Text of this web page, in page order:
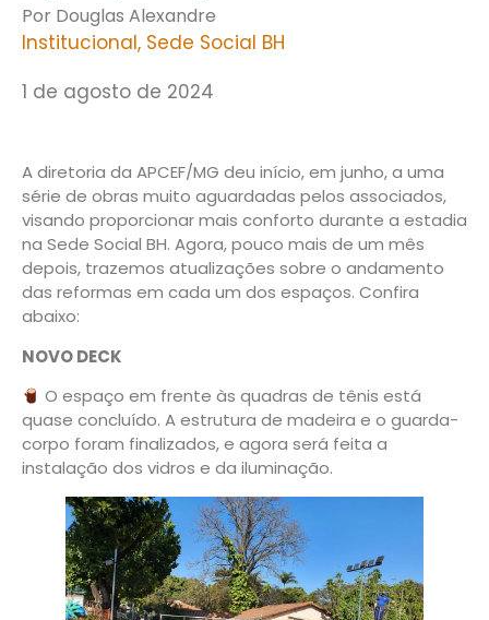
Por Douglas Alexandre
Institucional, Sede Social BH
1 de agosto de 2024
A diretoria da APCEF/MG deu início, em junho, a uma
série de obras muito aguardadas pelos associados,
visando proporcionar mais conforto durante a estadia
na Sede Social BH. Agora, pouco mais de um mês
depois, trazemos atualizações sobre o andamento
das reformas em cada um dos espaços. Confira
abaixo:
NOVO DECK
O espaço em frente às quadras de tênis está
quase concluído. A estrutura de madeira e o guarda-
corpo foram finalizados, e agora será feita a
instalação dos vidros e da iluminação.